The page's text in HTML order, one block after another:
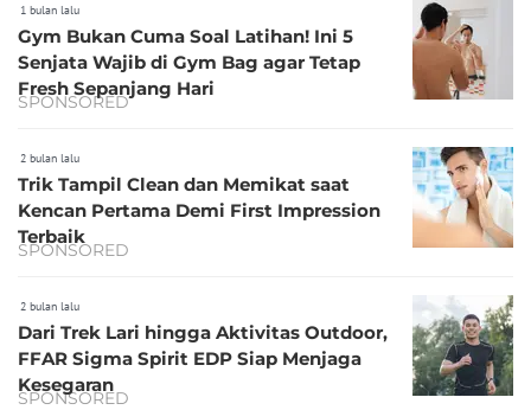
1 bulan lalu
Gym Bukan Cuma Soal Latihan! Ini 5
Senjata Wajib di Gym Bag agar Tetap
Fresh Sepanjang Hari
SPONSORED
2 bulan lalu
Trik Tampil Clean dan Memikat saat
Kencan Pertama Demi First Impression
Terbaik
SPONSORED
2 bulan lalu
Dari Trek Lari hingga Aktivitas Outdoor,
FFAR Sigma Spirit EDP Siap Menjaga
Kesegaran
SPONSORED